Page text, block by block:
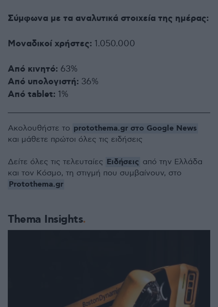
Σύμφωνα με τα αναλυτικά στοιχεία της ημέρας:
Μοναδικοί χρήστες: 1.050.000
Από κινητό: 63%
Από υπολογιστή: 36%
Από tablet: 1%
Thema Insights
Ακολουθήστε το protothema.gr στο Google News
και μάθετε πρώτοι όλες τις ειδήσεις
Δείτε όλες τις τελευταίες Ειδήσεις από την Ελλάδα
και τον Κόσμο, τη στιγμή που συμβαίνουν, στο
Protothema.gr